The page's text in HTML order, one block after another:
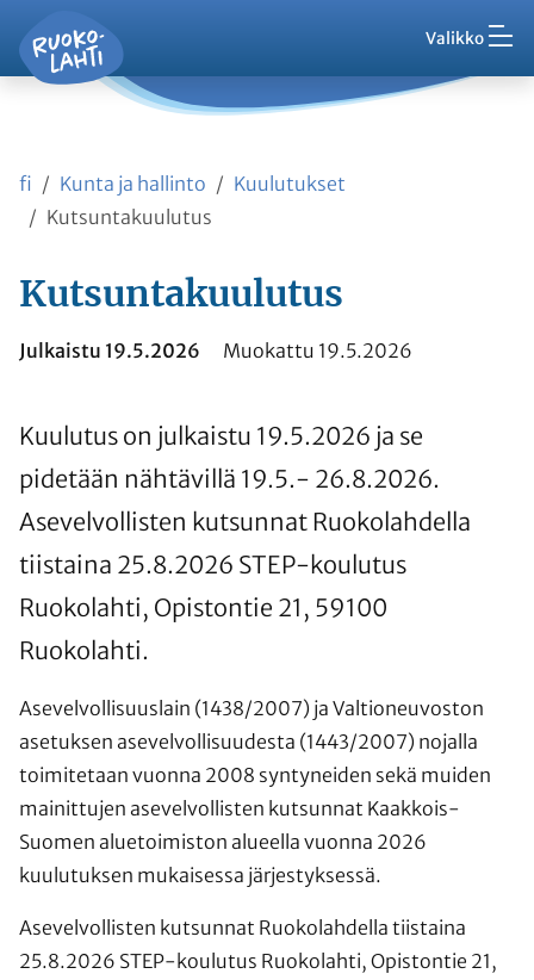
Siirry pääsisältöön Valikko
Ruokolahti - etusivu
Palaute
Asuminen ja ympäristö
Kasvatus ja koulutus
Harrasta ja viihdy
Työ ja yrittäminen
Asioi kanssamme
fi Kunta ja hallinto
Kuulutukset
Kutsuntakuulutus
Kutsuntakuulutus
Julkaistu 19.5.2026 Muokattu 19.5.2026
Kuulutus on julkaistu 19.5.2026 ja se
pidetään nähtävillä 19.5.- 26.8.2026.
Asevelvollisten kutsunnat Ruokolahdella
tiistaina 25.8.2026 STEP-koulutus
Ruokolahti, Opistontie 21, 59100
Ruokolahti.
Asevelvollisuuslain (1438/2007) ja Valtioneuvoston
asetuksen asevelvollisuudesta (1443/2007) nojalla
toimitetaan vuonna 2008 syntyneiden sekä muiden
mainittujen asevelvollisten kutsunnat Kaakkois-
Suomen aluetoimiston alueella vuonna 2026
kuulutuksen mukaisessa järjestyksessä.
Asevelvollisten kutsunnat Ruokolahdella tiistaina
25.8.2026 STEP-koulutus Ruokolahti, Opistontie 21,